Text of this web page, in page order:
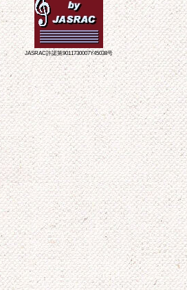
JASRAC許諾第9011730007Y45038号